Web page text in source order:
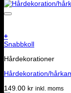
+
Snabbkoll
Hårdekorationer
Hårdekoration/
149.00 kr inkl. moms